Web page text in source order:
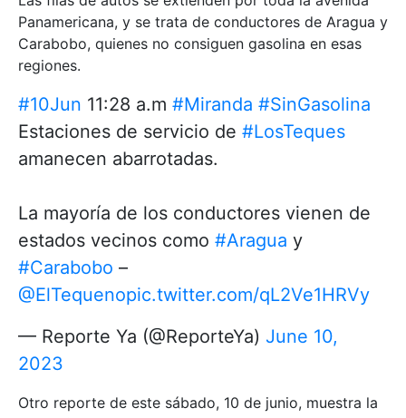
Panamericana, y se trata de conductores de Aragua y
Carabobo, quienes no consiguen gasolina en esas
regiones.
#10Jun 11:28 a.m #Miranda #SinGasolina
Estaciones de servicio de #LosTeques
amanecen abarrotadas.
La mayoría de los conductores vienen de
estados vecinos como #Aragua y
#Carabobo –
@ElTequenopic.twitter.com/qL2Ve1HRVy
— Reporte Ya (@ReporteYa) June 10,
2023
Otro reporte de este sábado, 10 de junio, muestra la